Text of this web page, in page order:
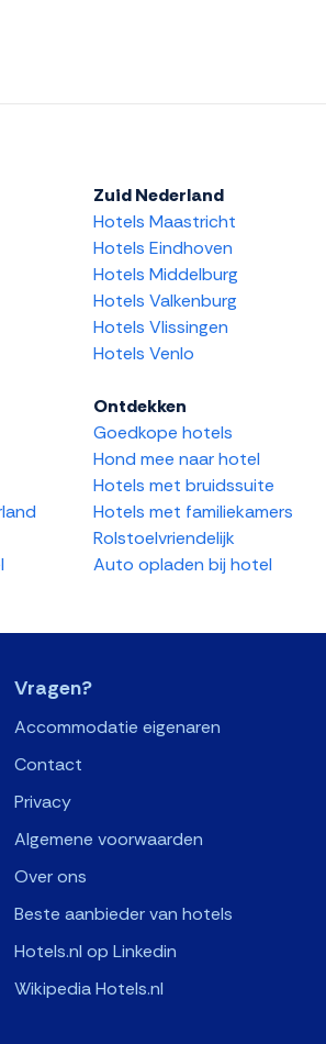
Zuid Nederland
Hotels Maastricht
Hotels Eindhoven
Hotels Middelburg
Hotels Valkenburg
Hotels Vlissingen
Hotels Venlo
Ontdekken
Goedkope hotels
Hond mee naar hotel
Hotels met bruidssuite
Hotels met familiekamers
Rolstoelvriendelijk
Auto opladen bij hotel
Vragen?
Accommodatie eigenaren
Contact
Privacy
Algemene voorwaarden
Over ons
Beste aanbieder van hotels
Hotels.nl op Linkedin
Wikipedia Hotels.nl